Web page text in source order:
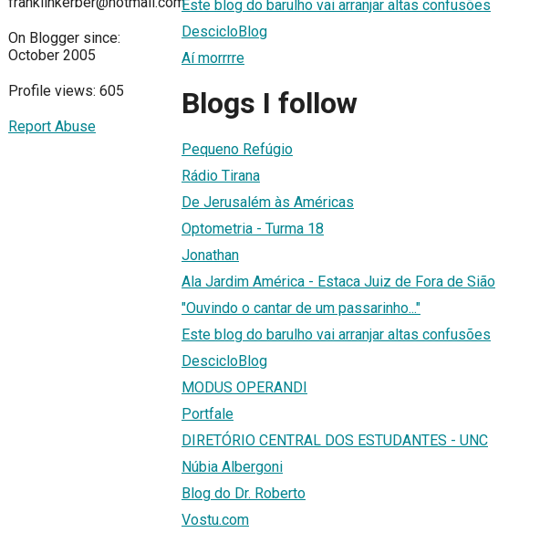
On Blogger since:
October 2005
Profile views: 605
Report Abuse
Este blog do barulho vai arranjar altas confusões
DescicloBlog
Aí morrrre
Blogs I follow
Pequeno Refúgio
Rádio Tirana
De Jerusalém às Américas
Optometria - Turma 18
Jonathan
Ala Jardim América - Estaca Juiz de Fora de Sião
"Ouvindo o cantar de um passarinho..."
Este blog do barulho vai arranjar altas confusões
DescicloBlog
MODUS OPERANDI
Portfale
DIRETÓRIO CENTRAL DOS ESTUDANTES - UNC
Núbia Albergoni
Blog do Dr. Roberto
Vostu.com